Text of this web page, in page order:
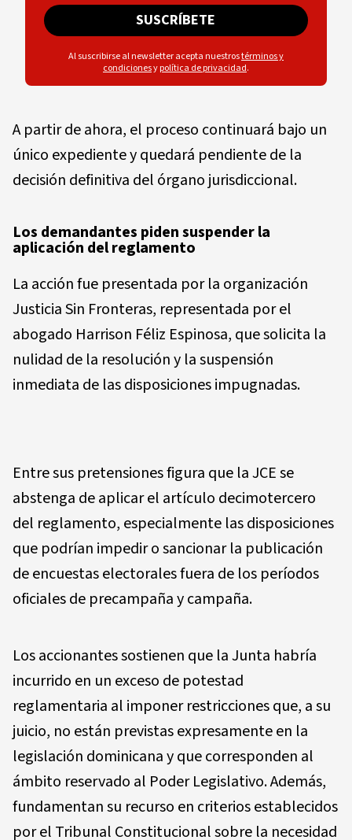
SUSCRÍBETE
Al suscribirse al newsletter acepta nuestrostérminos y
condicionesypolítica de privacidad.
A partir de ahora, el proceso continuará bajo un
único expediente y quedará pendiente de la
decisión definitiva del órgano jurisdiccional.
Los demandantes piden suspender la
aplicación del reglamento
La acción fue presentada por la organización
Justicia Sin Fronteras, representada por el
abogado Harrison Féliz Espinosa, que solicita la
nulidad de la resolución y la suspensión
inmediata de las disposiciones impugnadas.
Entre sus pretensiones figura que la JCE se
abstenga de aplicar el artículo decimotercero
del reglamento, especialmente las disposiciones
que podrían impedir o sancionar la publicación
de encuestas electorales fuera de los períodos
oficiales de precampaña y campaña.
Los accionantes sostienen que la Junta habría
incurrido en un exceso de potestad
reglamentaria al imponer restricciones que, a su
juicio, no están previstas expresamente en la
legislación dominicana y que corresponden al
ámbito reservado al Poder Legislativo. Además,
fundamentan su recurso en criterios establecidos
por el Tribunal Constitucional sobre la necesidad